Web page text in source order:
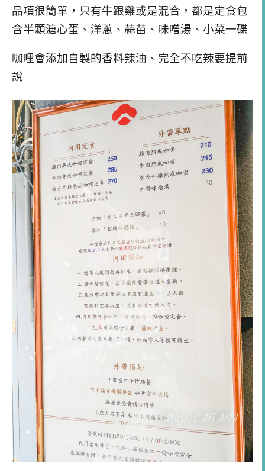
品項很簡單，只有牛跟雞或是混合，都是定食包
含半顆溏心蛋、洋蔥、蒜苗、味噌湯、小菜一碟
咖哩會添加自製的香料辣油、完全不吃辣要提前
說